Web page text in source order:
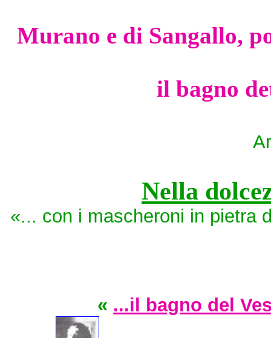
Murano e di Sangallo,
il bagno
Nella
«... con i mascheroni in pietra
« ...il bagno del